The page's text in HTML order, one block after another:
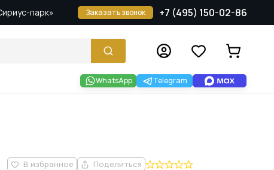
парк» Заказать звонок +7 (495) 150-02-86
WhatsApp Telegram
В избранное Поделиться